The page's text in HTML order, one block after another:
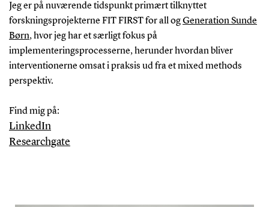
Jeg er på nuværende tidspunkt primært tilknyttet
forskningsprojekterne FIT FIRST for all ogGeneration Sunde
Børn, hvor jeg har et særligt fokus på
implementeringsprocesserne, herunder hvordan bliver
interventionerne omsat i praksis ud fra et mixed methods
perspektiv.
Find mig på:
LinkedIn
Researchgate